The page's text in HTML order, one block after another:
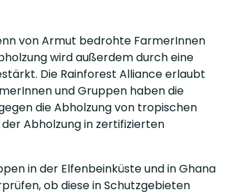
von Armut bedrohte FarmerInnen
wird außerdem durch eine
Die Rainforest Alliance erlaubt
und Gruppen haben die
die Abholzung von tropischen
Abholzung in zertifizierten
in der Elfenbeinküste und in Ghana
ob diese in Schutzgebieten